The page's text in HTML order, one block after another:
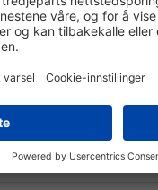
B (VDE 0530)
UL224 VW1
Ja
20 kV/mm